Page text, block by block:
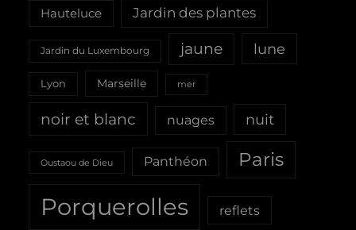
Hauteluce Jardin des plantes
Jardin du Luxembourg jaune lune
Lyon Marseille mer
noir et blanc nuages nuit
Oustaou de Dieu Panthéon Paris
Porquerolles reflets